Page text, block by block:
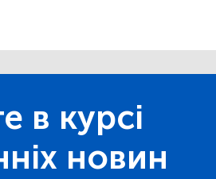
в курсі
новин